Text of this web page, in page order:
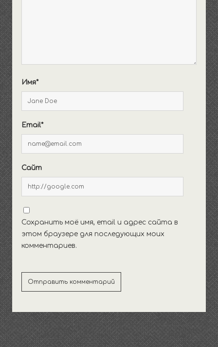
Имя*
Email*
Сайт
Сохранить моё имя, email и адрес сайта в
этом браузере для последующих моих
комментариев.